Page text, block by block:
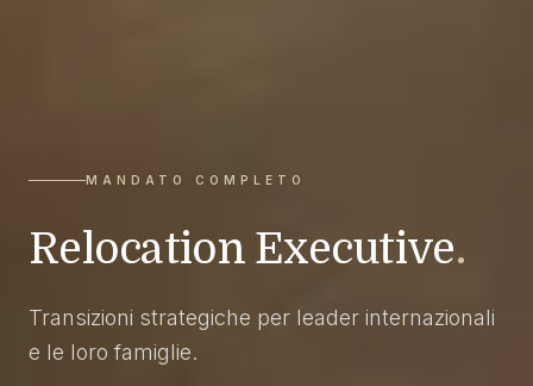
MANDATO COMPLETO
Relocation Executive.
Transizioni strategiche per leader internazionali
e le loro famiglie.